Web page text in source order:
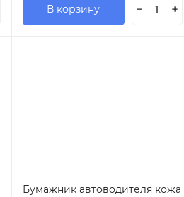
В корзину
Бумажник автоводителя кожа